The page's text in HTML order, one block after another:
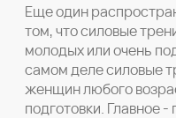
Еще один
том, что силовые
молодых или очень
самом деле силовые
женщин любого
подготовки. Главное